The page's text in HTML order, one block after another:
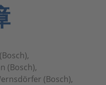
(Bosch),
(Bosch),